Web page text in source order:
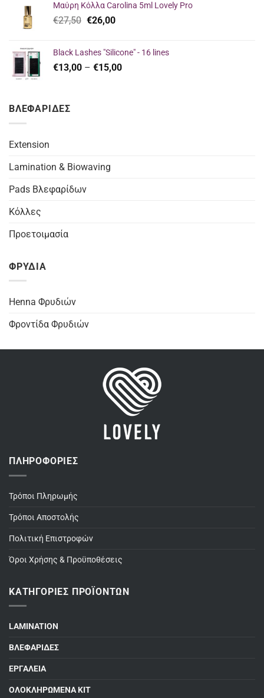
€23,00.€16,00.
Μαύρη Κόλλα Carolina 5ml Lovely Pro
€27,50 Original
€27,50.
€26,00Current
€26,00.
Black Lashes "Silicone" - 16 lines
€13,00 – €15,00Price
ΒΛΕΦΑΡΙΔΕΣ
Extension
Lamination & Biowaving
Pads Βλεφαρίδων
Κόλλες
Προετοιμασία
ΦΡΥΔΙΑ
Henna Φρυδιών
Φροντίδα Φρυδιών
ΠΛΗΡΟΦΟΡΊΕΣ
Τρόποι Πληρωμής
Τρόποι Αποστολής
Πολιτική Επιστροφών
Όροι Χρήσης & Προϋποθέσεις
ΚΑΤΗΓΟΡΊΕΣ ΠΡΟΪΌΝΤΩΝ
LAMINATION
ΒΛΕΦΑΡΙΔΕΣ
ΕΡΓΑΛΕΙΑ
ΟΛΟΚΛΗΡΩΜΕΝΑ ΚΙΤ